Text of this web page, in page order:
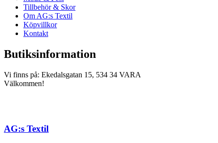
Tillbehör & Skor
Om AG:s Textil
Köpvillkor
Kontakt
Butiksinformation
Vi finns på: Ekedalsgatan 15, 534 34 VARA
Välkommen!
AG:s Textil